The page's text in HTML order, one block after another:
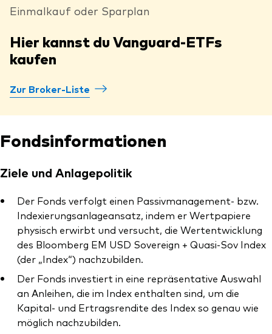
Einmalkauf oder Sparplan
Hier kannst du Vanguard-ETFs
kaufen
Zur Broker-Liste
Fondsinformationen
Ziele und Anlagepolitik
Der Fonds verfolgt einen Passivmanagement- bzw.
Indexierungsanlageansatz, indem er Wertpapiere
physisch erwirbt und versucht, die Wertentwicklung
des Bloomberg EM USD Sovereign + Quasi-Sov Index
(der „Index“) nachzubilden.
Der Fonds investiert in eine repräsentative Auswahl
an Anleihen, die im Index enthalten sind, um die
Kapital- und Ertragsrendite des Index so genau wie
möglich nachzubilden.